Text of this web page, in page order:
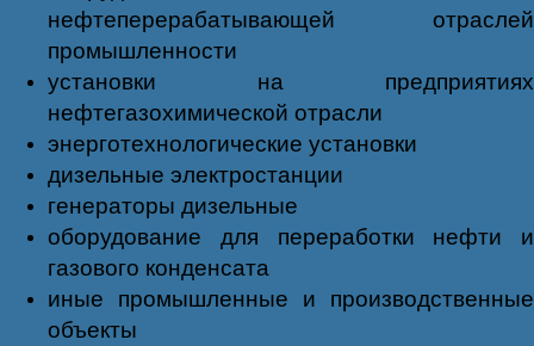
нефтеперерабатывающей отраслей
промышленности
установки на предприятиях
нефтегазохимической отрасли
энерготехнологические установки
дизельные электростанции
генераторы дизельные
оборудование для переработки нефти и
газового конденсата
иные промышленные и производственные
объекты